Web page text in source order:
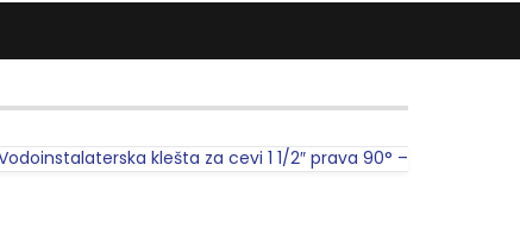
Vodoinstalaterska klešta za cevi 1 1/2″ prava 90° –